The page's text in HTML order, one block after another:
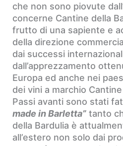
che non sono piovute
concerne Cantine della
frutto di una sapiente e
della direzione
dai successi
dall’apprezzamento
Europa ed anche nei
dei vini a marchio
Passi avanti sono stati
made in Barletta” tanto
della Bardulia è
all’estero non solo dai